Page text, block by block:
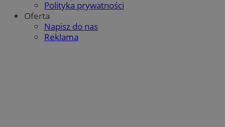
Polityka prywatności
Oferta
Napisz do nas
Reklama